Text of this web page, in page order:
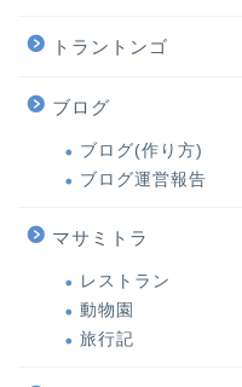
トラントンゴ
ブログ
ブログ(作り方)
ブログ運営報告
マサミトラ
レストラン
動物園
旅行記